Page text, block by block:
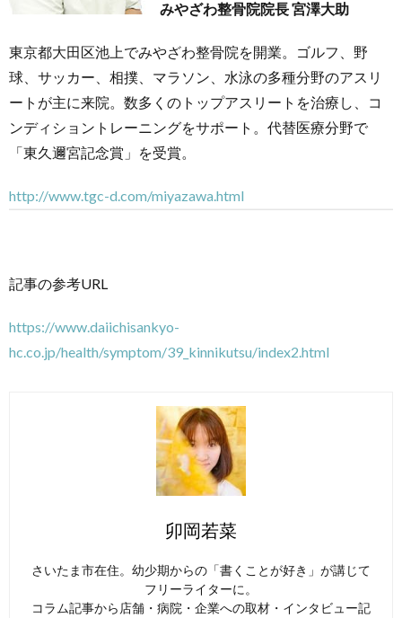
みやざわ整骨院院長 宮澤大助
東京都大田区池上でみやざわ整骨院を開業。ゴルフ、野
球、サッカー、相撲、マラソン、水泳の多種分野のアスリ
ートが主に来院。数多くのトップアスリートを治療し、コ
ンディショントレーニングをサポート。代替医療分野で
「東久邇宮記念賞」を受賞。
http://www.tgc-d.com/miyazawa.html
記事の参考URL
https://www.daiichisankyo-
hc.co.jp/health/symptom/39_kinnikutsu/index2.html
卯岡若菜
さいたま市在住。幼少期からの「書くことが好き」が講じて
フリーライターに。
コラム記事から店舗・病院・企業への取材・インタビュー記